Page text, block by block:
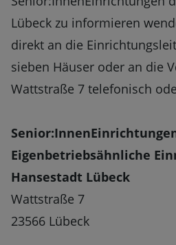
Lübeck zu informieren
direkt an die
sieben Häuser oder an die
Wattstraße 7 telefonisch
Eigenbetriebsähnliche
Hansestadt Lübeck
Wattstraße 7
23566 Lübeck